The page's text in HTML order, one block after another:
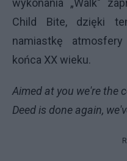
wykonania „Walk"
Child Bite, dzięki
namiastkę
końca XX wieku.
Aimed at you we're the
Deed is done again,